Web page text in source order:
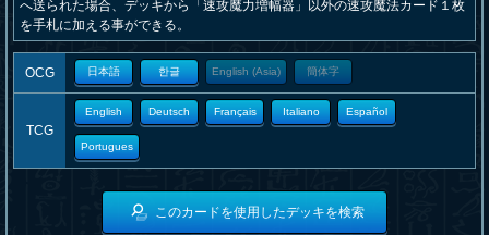
へ送られた場合、デッキから「速攻魔力増幅器」以外の速攻魔法カード１枚
を手札に加える事ができる。
OCG 日本語 한글 English (Asia) 簡体字
TCG
English Deutsch Français Italiano Español
Portugues
このカードを使用したデッキを検索